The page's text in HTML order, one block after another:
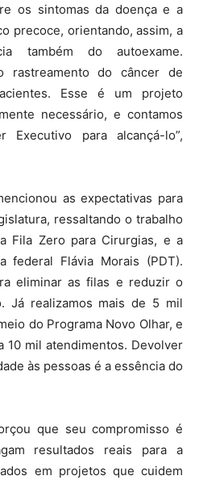
os sintomas da doença e a
precoce, orientando, assim, a
também do autoexame.
rastreamento do câncer de
Esse é um projeto
necessário, e contamos
para alcançá-lo”,
as expectativas para
ressaltando o trabalho
Fila Zero para Cirurgias, e a
federal Flávia Morais (PDT).
eliminar as filas e reduzir o
Já realizamos mais de 5 mil
do Programa Novo Olhar, e
10 mil atendimentos. Devolver
às pessoas é a essência do
que seu compromisso é
resultados reais para a
em projetos que cuidem